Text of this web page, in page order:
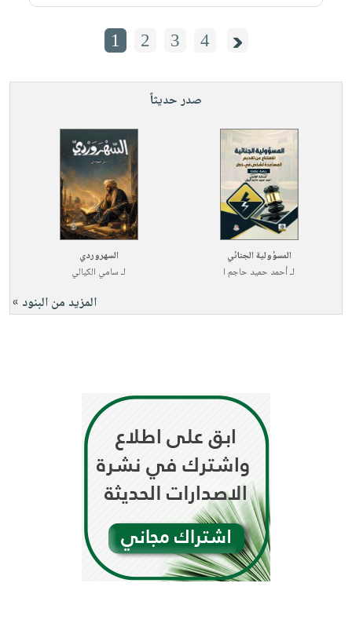
1 2 3 4
صدر حديثاً
المسؤولية الجنائي
لـأحمد حميد حاجم ا
السهروردي
لـسامي الكيالي
المزيد من البنود »